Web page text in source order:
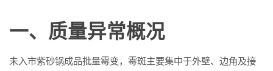
有
限
公
一、质量异常概况
未入市紫砂锅成品批量霉变，霉斑主要集中于外壁、边角及接